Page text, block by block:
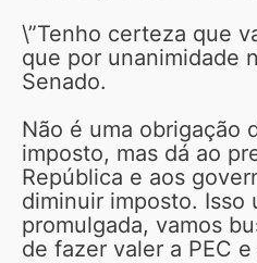
\”Tenho certeza que
que por unanimidade
Senado.
Não é uma obrigação
imposto, mas dá ao
República e aos
diminuir imposto. Isso
promulgada, vamos
de fazer valer a PEC